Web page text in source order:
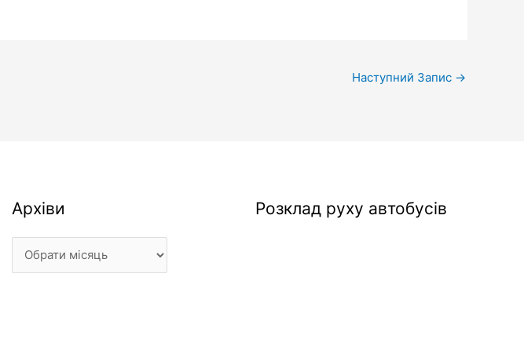
Наступний Запис →
Архіви
Архіви Розклад руху автобусів